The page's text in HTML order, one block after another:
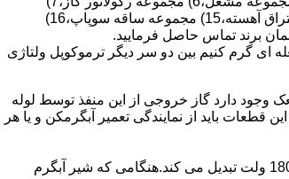
مجموعه رگولاتور آب،8) رویه آبگرمکن،9) صفحه پشتی آبگرمکن،10) رگولاتور آب در آبگرمکن های شمعک دار،11) بدنه،12) قاب برنجی،13) شیپوره،14) شیر احتراق آهسته،15) مجموعه ساقه سوپاپ،16)
ای گرم کنیم بین دو سر دیگر ترموکوپل ولتاژی
دارد گاز خروجی از این منفذ توسط لوله
باید از نمایندگی تعمیر آبگرمکن و یا هر
برد کنترل آبگرمکن:نیروی محرکه این برد از یک آدابتور یا دو عدد باتری 1/5 ولت تامین می شود.برای ایجاد جرقه یک تراس افزاینده این 3 ولت را به 14000 تا 18000 ولت تبدیل می کند.هنگامی که شیر آبگرم